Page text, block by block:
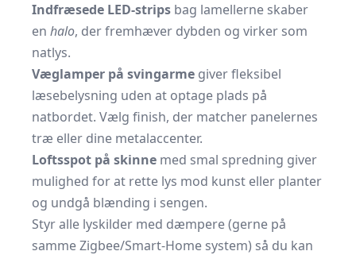
Indfræsede LED-strips bag lamellerne skaber
en halo, der fremhæver dybden og virker som
natlys.
Væglamper på svingarme giver fleksibel
læsebelysning uden at optage plads på
natbordet. Vælg finish, der matcher panelernes
træ eller dine metalaccenter.
Lofts­spot på skinne med smal spredning giver
mulighed for at rette lys mod kunst eller planter
og undgå blænding i sengen.
Styr alle lyskilder med dæmpere (gerne på
samme Zigbee/Smart-Home system) så du kan